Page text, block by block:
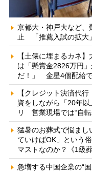
京都大・神戸大など、
止 「推薦入試の拡大
【土俵に埋まるカネ
は「懸賞金2826万円
だ！」 金星4個配給
【クレジット決済代
資をしながら「20年
リ 営業現場では“自
猛暑のお葬式で悩ま
ていけばOK」という
マストなのか？《1級
急増する中国企業の“